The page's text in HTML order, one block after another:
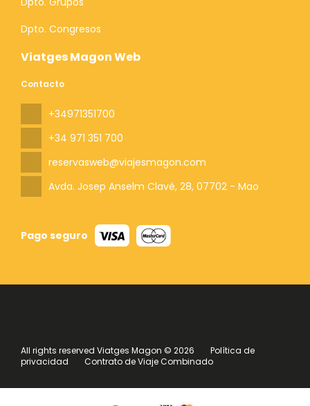
Viatges Magon Web
Contacto
+34971351700
+34 971 351 700
reservasweb@viajesmagon.com
Avda. Josep Anselm Clavé, 28, 07702 - Mao
Pago seguro
Dpto. Congresos
All rights reserved Viatges Magon © 2026
Política de
privacidad
Contrato de Viaje Combinado